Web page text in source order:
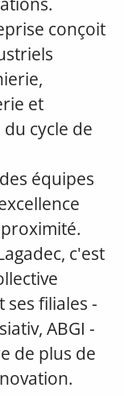
conçoit
et
cycle de
équipes
c'est
filiales -
ABGI -
de plus de